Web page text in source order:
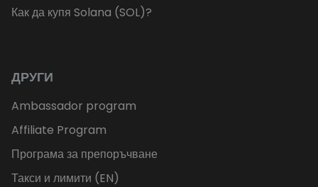
Как да купя Solana (SOL)?
ДРУГИ
Ambassador program
Affiliate Program
Програма за препоръчване
Такси и лимити (EN)